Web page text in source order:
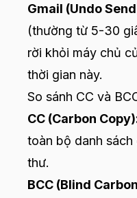
Gmail (Undo
(thường từ 5-30
rời khỏi máy chủ
thời gian này.
So sánh CC và
CC (Carbon
toàn bộ danh sách
thư.
BCC (Blind